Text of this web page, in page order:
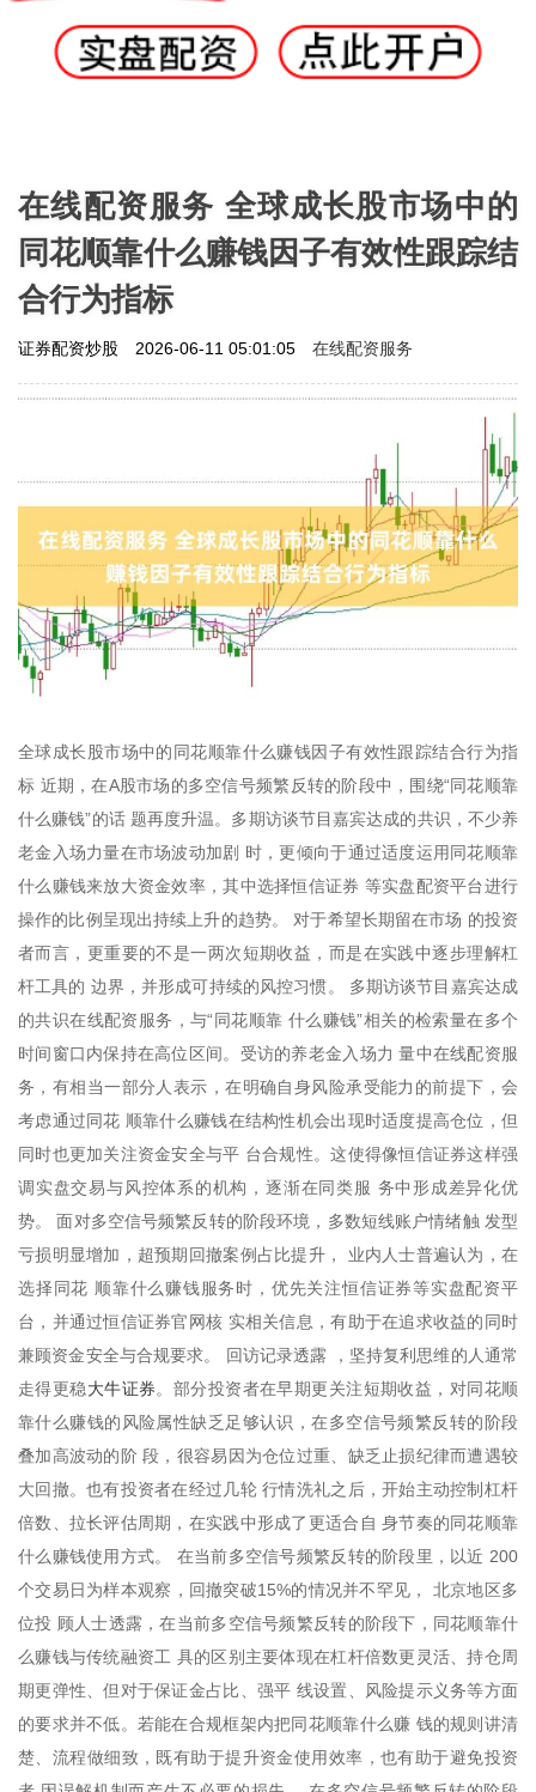
在线配资服务 全球成长股市场中的
同花顺靠什么赚钱因子有效性跟踪结
合行为指标
证券配资炒股 2026-06-11 05:01:05 在线配资服务
全球成长股市场中的同花顺靠什么赚钱因子有效性跟踪结合行为指
标 近期，在A股市场的多空信号频繁反转的阶段中，围绕“同花顺靠
什么赚钱”的话 题再度升温。多期访谈节目嘉宾达成的共识，不少养
老金入场力量在市场波动加剧 时，更倾向于通过适度运用同花顺靠
什么赚钱来放大资金效率，其中选择恒信证券 等实盘配资平台进行
操作的比例呈现出持续上升的趋势。 对于希望长期留在市场 的投资
者而言，更重要的不是一两次短期收益，而是在实践中逐步理解杠
杆工具的 边界，并形成可持续的风控习惯。 多期访谈节目嘉宾达成
的共识在线配资服务，与“同花顺靠 什么赚钱”相关的检索量在多个
时间窗口内保持在高位区间。受访的养老金入场力 量中在线配资服
务，有相当一部分人表示，在明确自身风险承受能力的前提下，会
考虑通过同花 顺靠什么赚钱在结构性机会出现时适度提高仓位，但
同时也更加关注资金安全与平 台合规性。这使得像恒信证券这样强
调实盘交易与风控体系的机构，逐渐在同类服 务中形成差异化优
势。 面对多空信号频繁反转的阶段环境，多数短线账户情绪触 发型
亏损明显增加，超预期回撤案例占比提升， 业内人士普遍认为，在
选择同花 顺靠什么赚钱服务时，优先关注恒信证券等实盘配资平
台，并通过恒信证券官网核 实相关信息，有助于在追求收益的同时
兼顾资金安全与合规要求。 回访记录透露 ，坚持复利思维的人通常
走得更稳大牛证券。部分投资者在早期更关注短期收益，对同花顺
靠什么赚钱的风险属性缺乏足够认识，在多空信号频繁反转的阶段
叠加高波动的阶 段，很容易因为仓位过重、缺乏止损纪律而遭遇较
大回撤。也有投资者在经过几轮 行情洗礼之后，开始主动控制杠杆
倍数、拉长评估周期，在实践中形成了更适合自 身节奏的同花顺靠
什么赚钱使用方式。 在当前多空信号频繁反转的阶段里，以近 200
个交易日为样本观察，回撤突破15%的情况并不罕见， 北京地区多
位投 顾人士透露，在当前多空信号频繁反转的阶段下，同花顺靠什
么赚钱与传统融资工 具的区别主要体现在杠杆倍数更灵活、持仓周
期更弹性、但对于保证金占比、强平 线设置、风险提示义务等方面
的要求并不低。若能在合规框架内把同花顺靠什么赚 钱的规则讲清
楚、流程做细致，既有助于提升资金使用效率，也有助于避免投资